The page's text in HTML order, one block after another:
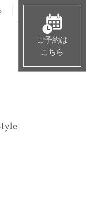
ご予約は
こちら